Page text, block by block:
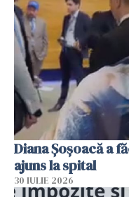
Diana Șoșoacă a
ajuns la spital
30 IULIE 2026